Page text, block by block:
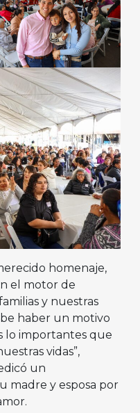
homenaje,
el motor de
y nuestras
haber un motivo
lo importantes que
vidas”,
un
madre y esposa por